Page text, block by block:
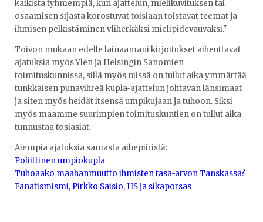
kaikista tyhmempiä, kun ajattelun, mielikuvituksen tai
osaamisen sijasta korostuvat toisiaan toistavat teemat ja
ihmisen pelkistäminen yliherkäksi mielipidevauvaksi."
Toivon mukaan edelle lainaamani kirjoitukset aiheuttavat
ajatuksia myös Ylen ja Helsingin Sanomien
toimituskunnissa, sillä myös niissä on tullut aika ymmärtää
tunkkaisen punavihreä kupla-ajattelun johtavan länsimaat
ja siten myös heidät itsensä umpikujaan ja tuhoon. Siksi
myös maamme suurimpien toimituskuntien on tullut aika
tunnustaa tosiasiat.
Aiempia ajatuksia samasta aihepiiristä:
Poliittinen umpiokupla
Tuhoaako maahanmuutto ihmisten tasa-arvon Tanskassa?
Fanatismismi, Pirkko Saisio, HS ja sikaporsas